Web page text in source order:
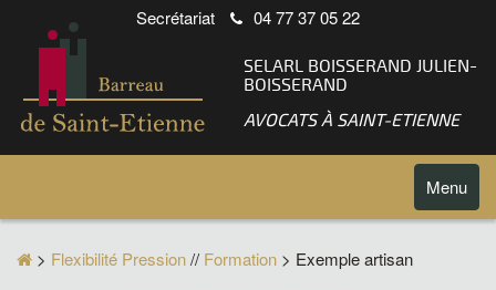
Secrétariat 04 77 37 05 22
SELARL BOISSERAND JULIEN-
BOISSERAND
AVOCATS À SAINT-ETIENNE
Toggle
Menu
> Flexibilité Pression// Formation > Exemple artisan